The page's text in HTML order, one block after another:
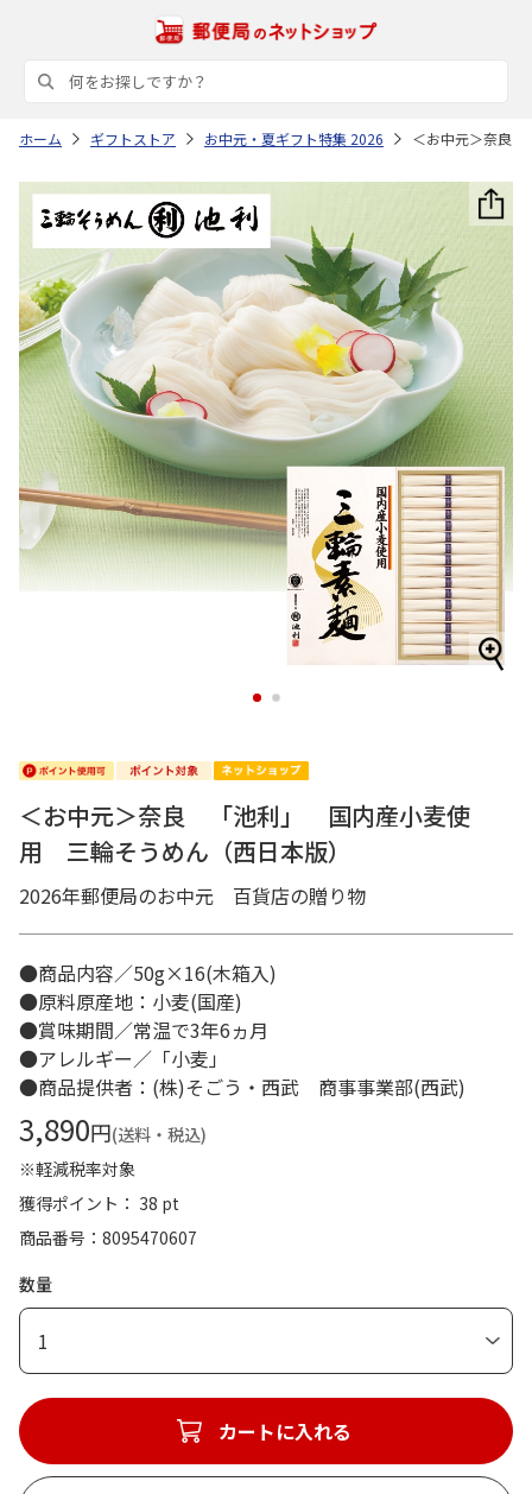
ホーム ギフトストア お中元・夏ギフト特集 2026 ＜お中元＞奈良
1 2
＜お中元＞奈良 「池利」 国内産小麦使
用 三輪そうめん（西日本版）
2026年郵便局のお中元 百貨店の贈り物
●商品内容／50g×16(木箱入)
●原料原産地：小麦(国産)
●賞味期間／常温で3年6ヵ月
●アレルギー／「小麦」
●商品提供者：(株)そごう・西武 商事事業部(西武)
3,890円(送料・税込)
※軽減税率対象
獲得ポイント： 38 pt
商品番号
8095470607
数量
1
カートに入れる